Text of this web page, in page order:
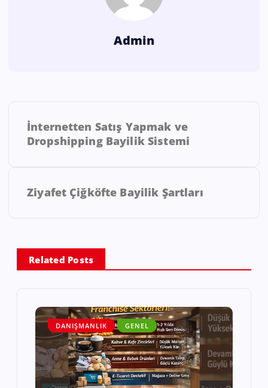
Admin
İnternetten Satış Yapmak ve
Dropshipping Bayilik Sistemi
Ziyafet Çiğköfte Bayilik Şartları
Related Posts
DANIŞMANLIK GENEL